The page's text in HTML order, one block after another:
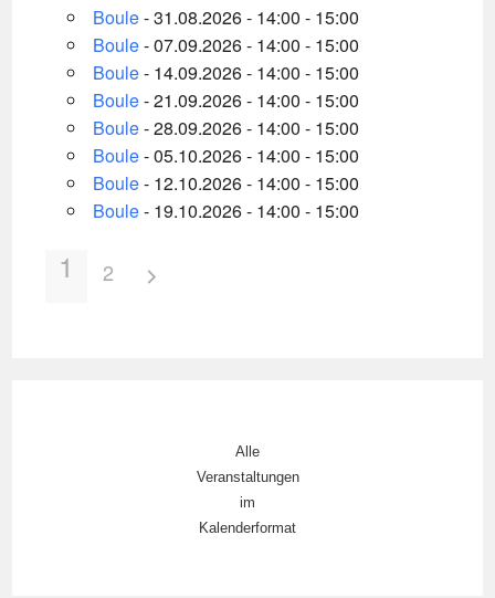
Boule- 31.08.2026 - 14:00 - 15:00
Boule- 07.09.2026 - 14:00 - 15:00
Boule- 14.09.2026 - 14:00 - 15:00
Boule- 21.09.2026 - 14:00 - 15:00
Boule- 28.09.2026 - 14:00 - 15:00
Boule- 05.10.2026 - 14:00 - 15:00
Boule- 12.10.2026 - 14:00 - 15:00
Boule- 19.10.2026 - 14:00 - 15:00
1 2
Alle
Veranstaltungen
im
Kalenderformat